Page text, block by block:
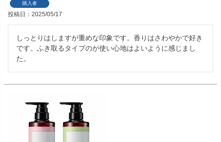
購入者
投稿日 2025/05/17
しっとりはしますが重めな印象です。香りはさわやかで好き
です。ふき取るタイプのが使い心地はよいように感じまし
た。